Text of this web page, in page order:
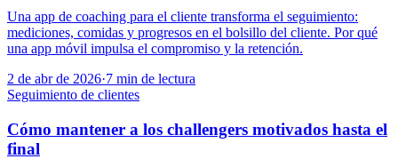
Una app de coaching para el cliente transforma el seguimiento:
mediciones, comidas y progresos en el bolsillo del cliente. Por qué
una app móvil impulsa el compromiso y la retención.
2 de abr de 2026·7 min de lectura
Seguimiento de clientes
Cómo mantener a los challengers motivados hasta el
final